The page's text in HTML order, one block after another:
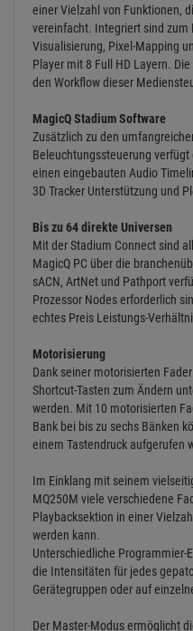
einer Vielzahl von Funktionen,
vereinfacht. Integriert sind zum
Visualisierung, Pixel-Mapping
Player mit 8 Full HD Layern.
den Workflow dieser
MagicQ Stadium Software
Zusätzlich zu den
Beleuchtungssteuerung
einen eingebauten Audio
3D Tracker Unterstützung und
Bis zu 64 direkte Universen
Mit der Stadium Connect sind
MagicQ PC über die
sACN, ArtNet und Pathport
Prozessor Nodes erforderlich
echtes Preis Leistungs-
Motorisierung
Dank seiner motorisierten
Shortcut-Tasten zum Ändern
werden. Mit 10 motorisierten
Bank bei bis zu sechs Bänken
einem Tastendruck aufgerufen
Im Einklang mit seinem
MQ250M viele verschiedene
Playbacksektion in einer
werden kann.
Unterschiedliche
die Intensitäten für jedes
Gerätegruppen oder auf
Der Master-Modus ermöglicht